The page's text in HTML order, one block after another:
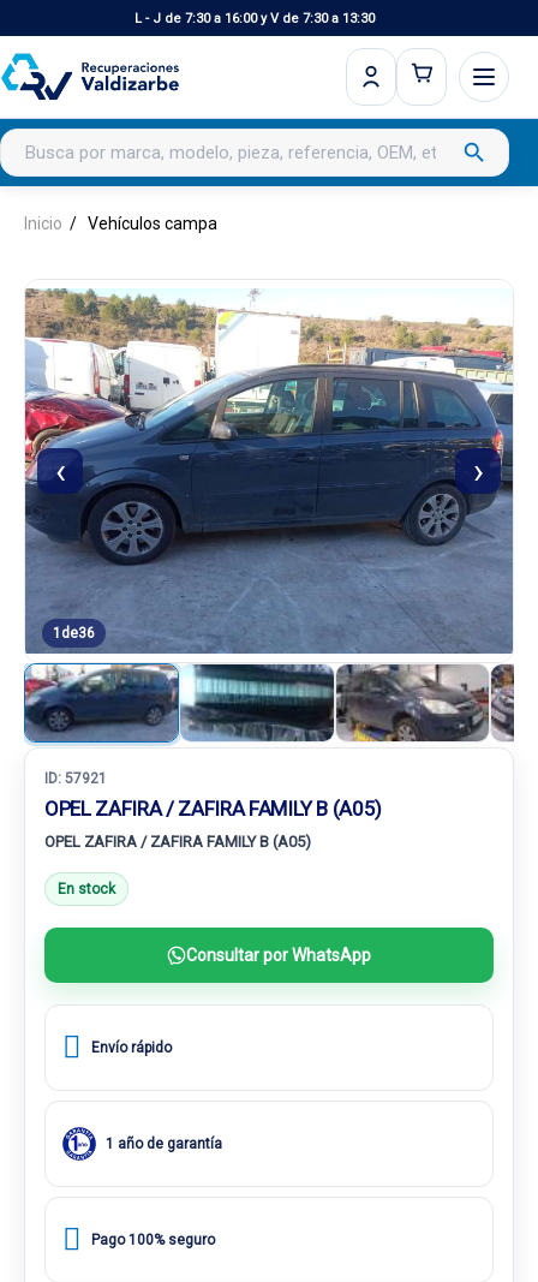
L - J de 7:30 a 16:00 y V de 7:30 a 13:30
Buscar productos search
Inicio Vehículos campa
‹ ›
1 de36
ID: 57921
OPEL ZAFIRA / ZAFIRA FAMILY B (A05)
OPEL ZAFIRA / ZAFIRA FAMILY B (A05)
En stock
Consultar por WhatsApp
Envío rápido
1 año de garantía
Pago 100% seguro